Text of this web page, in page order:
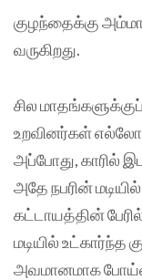
குழந்தைக்கு
வருகிறது.
சில
உறவினர்கள்
அப்போது, காரில்
அதே நபரின்
கட்டாயத்தின்
மடியில்
அவமானமாக